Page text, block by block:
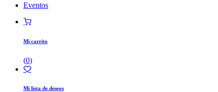
Eventos
Mi carrito
(0)
Mi lista de deseos